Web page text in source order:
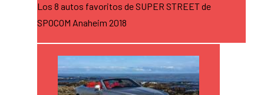
Los 8 autos favoritos de SUPER STREET de
SPOCOM Anaheim 2018